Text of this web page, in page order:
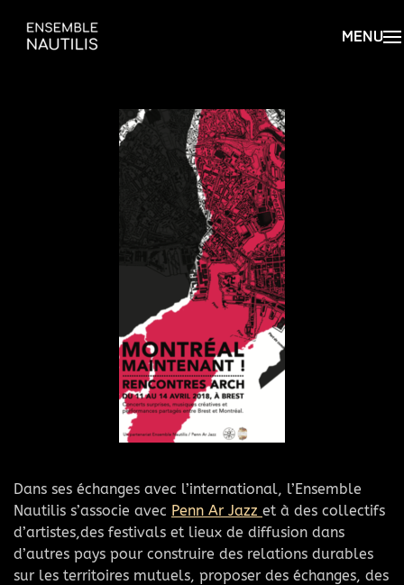
Dans ses échanges avec l’international, l’Ensemble
Nautilis s’associe avec Penn Ar Jazz et à des collectifs
d’artistes,des festivals et lieux de diffusion dans
d’autres pays pour construire des relations durables
sur les territoires mutuels, proposer des échanges, des